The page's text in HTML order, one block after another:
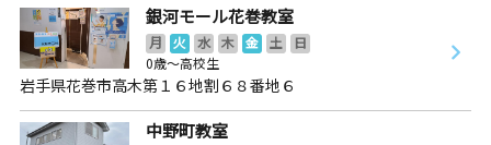
銀河モール花巻教室
月 火 水 木 金 土
日
0歳～高校生
岩手県花巻市高木第１６地割６８番地６
中野町教室